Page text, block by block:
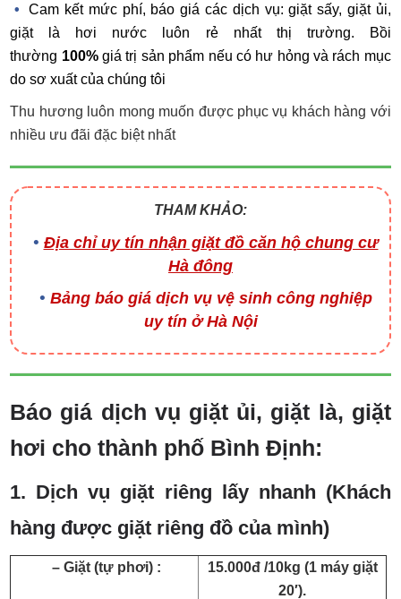
Cam kết mức phí, báo giá các dịch vụ: giặt sấy, giặt ủi,
giặt là hơi nước luôn rẻ nhất thị trường. Bồi
thường 100%giá trị sản phẩm nếu có hư hỏng và rách mục
do sơ xuất của chúng tôi
Thu hương luôn mong muốn được phục vụ khách hàng với
nhiều ưu đãi đặc biệt nhất
THAM KHẢO:
Địa chỉ uy tín nhận giặt đồ căn hộ chung cư
Hà đông
Bảng báo giá dịch vụ vệ sinh công nghiệp
uy tín ở Hà Nội
Báo giá dịch vụ giặt ủi, giặt là, giặt
hơi cho thành phố Bình Định:
1. Dịch vụ giặt riêng lấy nhanh (Khách
hàng được giặt riêng đồ của mình)
– Giặt (tự phơi) :
15.000đ /10kg (1 máy giặt
20′).